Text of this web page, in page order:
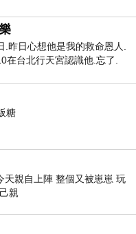
系統、有規則可循
由基礎入門至主題
作者的引導，了解
。
此不想複述，畢
所領悟，而且一本
或我隨便挑幾個重
己去讀、自己去理
好的閱讀，就是主
的觀念，除非你主
很難從頭讀到尾甚
昨日心想他是我的救命恩人.
在台北行天宮認識他.忘了.
糖
天親自上陣 整個又被崽崽 玩
親